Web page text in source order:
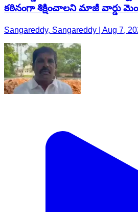
కఠినంగా శిక్షించాలని మాజీ వార్డు
Sangareddy, Sangareddy | Aug 7,